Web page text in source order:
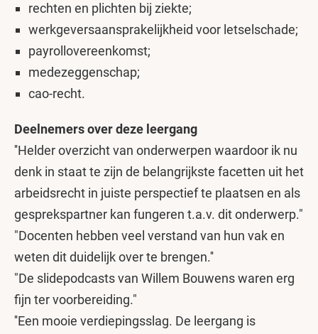
rechten en plichten bij ziekte;
werkgeversaansprakelijkheid voor letselschade;
payrollovereenkomst;
medezeggenschap;
cao-recht.
Deelnemers over deze leergang
''Helder overzicht van onderwerpen waardoor ik nu
denk in staat te zijn de belangrijkste facetten uit het
arbeidsrecht in juiste perspectief te plaatsen en als
gesprekspartner kan fungeren t.a.v. dit onderwerp."
"Docenten hebben veel verstand van hun vak en
weten dit duidelijk over te brengen.''
"De slidepodcasts van Willem Bouwens waren erg
fijn ter voorbereiding."
''Een mooie verdiepingsslag. De leergang is